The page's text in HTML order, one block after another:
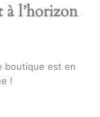
à l’horizon
boutique est en
!